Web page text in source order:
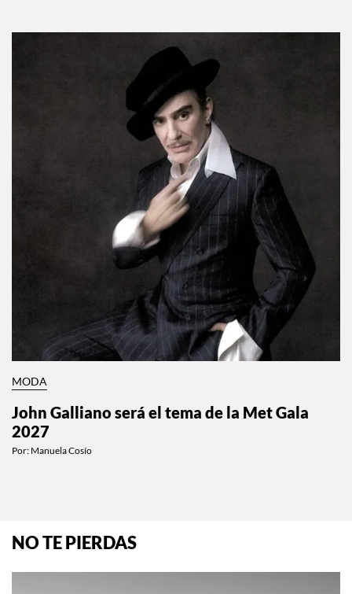
MODA
John Galliano será el tema de la Met Gala
2027
Por: Manuela Cosío
NO TE PIERDAS